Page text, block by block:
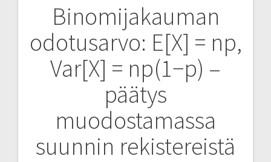
Binomijakauman
odotusarvo: E[X] = np,
Var[X] = np(1−p) –
päätys
muodostamassa
suunnin rekistereistä